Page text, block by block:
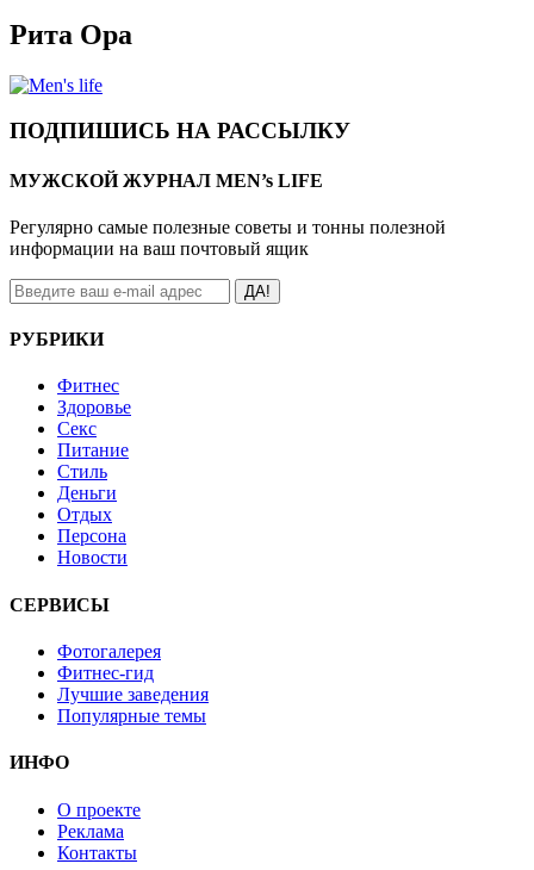
Рита Ора
ПОДПИШИСЬ НА РАССЫЛКУ
МУЖСКОЙ ЖУРНАЛ MEN’s LIFE
Регулярно самые полезные советы и тонны полезной
информации на ваш почтовый ящик
ДА!
РУБРИКИ
Фитнес
Здоровье
Секс
Питание
Стиль
Деньги
Отдых
Персона
Новости
СЕРВИСЫ
Фотогалерея
Фитнес-гид
Лучшие заведения
Популярные темы
ИНФО
О проекте
Реклама
Контакты